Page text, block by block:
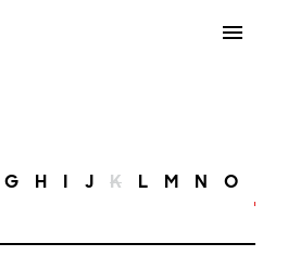
G H I J K L M N O